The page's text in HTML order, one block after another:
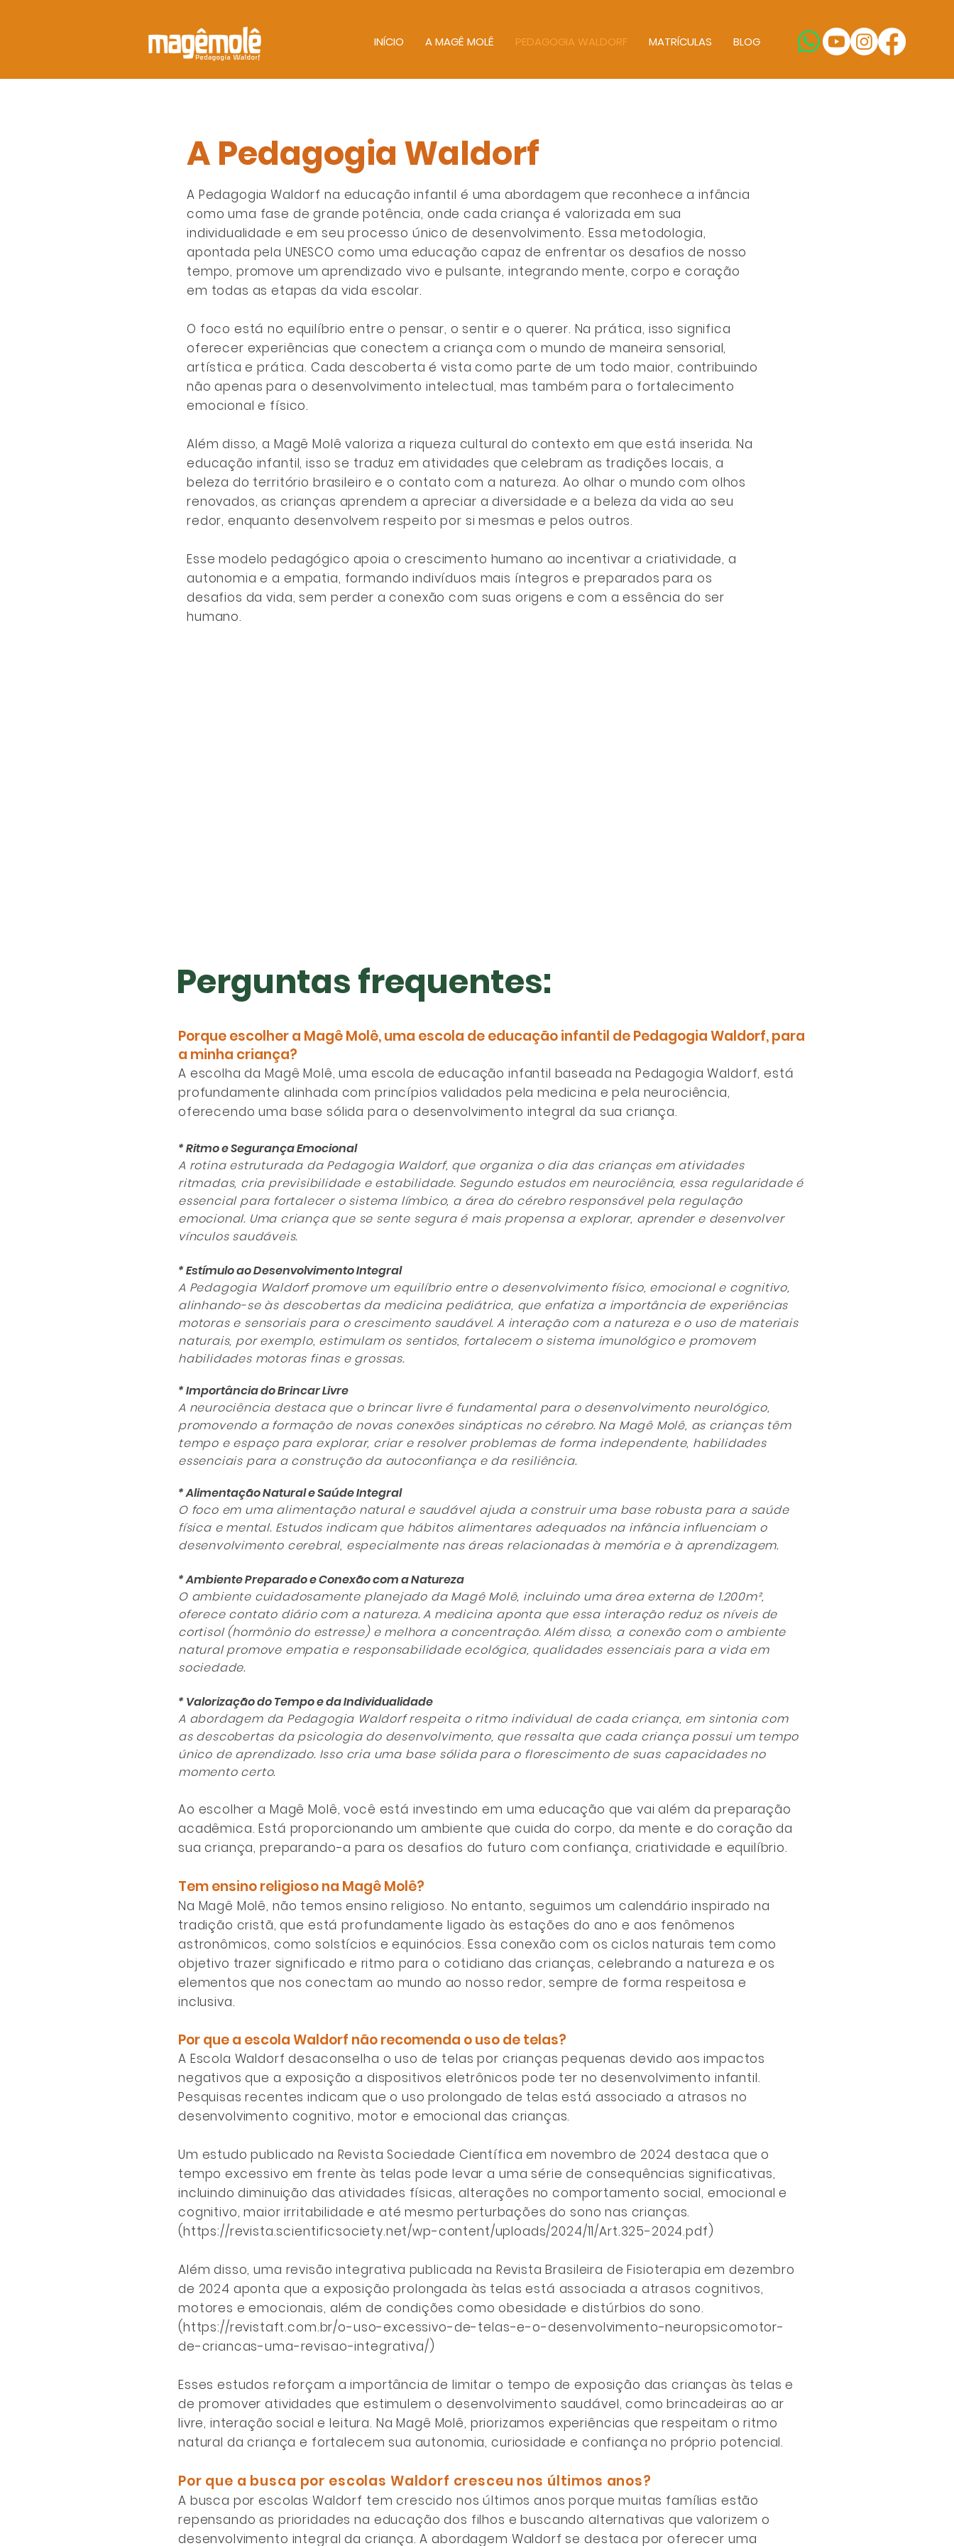
INÍCIO A MAGÊ MOLÊ PEDAGOGIA WALDORF MATRÍCULAS BLOG
A Pedagogia Waldorf
A Pedagogia Waldorf na educação infantil é uma abordagem que reconhece a infância
como uma fase de grande potência, onde cada criança é valorizada em sua
individualidade e em seu processo único de desenvolvimento. Essa metodologia,
apontada pela UNESCO como uma educação capaz de enfrentar os desafios de nosso
tempo, promove um aprendizado vivo e pulsante, integrando mente, corpo e coração
em todas as etapas da vida escolar.
O foco está no equilíbrio entre o pensar, o sentir e o querer. Na prática, isso significa
oferecer experiências que conectem a criança com o mundo de maneira sensorial,
artística e prática. Cada descoberta é vista como parte de um todo maior, contribuindo
não apenas para o desenvolvimento intelectual, mas também para o fortalecimento
emocional e físico.
Além disso, a Magê Molê valoriza a riqueza cultural do contexto em que está inserida. Na
educação infantil, isso se traduz em atividades que celebram as tradições locais, a
beleza do território brasileiro e o contato com a natureza. Ao olhar o mundo com olhos
renovados, as crianças aprendem a apreciar a diversidade e a beleza da vida ao seu
redor, enquanto desenvolvem respeito por si mesmas e pelos outros.
Esse modelo pedagógico apoia o crescimento humano ao incentivar a criatividade, a
autonomia e a empatia, formando indivíduos mais íntegros e preparados para os
desafios da vida, sem perder a conexão com suas origens e com a essência do ser
humano.
Perguntas frequentes:
Porque escolher a Magê Molê, uma escola de educação infantil de Pedagogia Waldorf, para
a minha criança?
A escolha da Magê Molê, uma escola de educação infantil baseada na Pedagogia Waldorf, está
profundamente alinhada com princípios validados pela medicina e pela neurociência,
oferecendo uma base sólida para o desenvolvimento integral da sua criança.
* Ritmo e Segurança Emocional
A rotina estruturada da Pedagogia Waldorf, que organiza o dia das crianças em atividades
ritmadas, cria previsibilidade e estabilidade. Segundo estudos em neurociência, essa regularidade é
essencial para fortalecer o sistema límbico, a área do cérebro responsável pela regulação
emocional. Uma criança que se sente segura é mais propensa a explorar, aprender e desenvolver
vínculos saudáveis.
* Estímulo ao Desenvolvimento Integral
A Pedagogia Waldorf promove um equilíbrio entre o desenvolvimento físico, emocional e cognitivo,
alinhando-se às descobertas da medicina pediátrica, que enfatiza a importância de experiências
motoras e sensoriais para o crescimento saudável. A interação com a natureza e o uso de materiais
naturais, por exemplo, estimulam os sentidos, fortalecem o sistema imunológico e promovem
habilidades motoras finas e grossas.
* Importância do Brincar Livre
A neurociência destaca que o brincar livre é fundamental para o desenvolvimento neurológico,
promovendo a formação de novas conexões sinápticas no cérebro. Na Magê Molê, as crianças têm
tempo e espaço para explorar, criar e resolver problemas de forma independente, habilidades
essenciais para a construção da autoconfiança e da resiliência.
* Alimentação Natural e Saúde Integral
O foco em uma alimentação natural e saudável ajuda a construir uma base robusta para a saúde
física e mental. Estudos indicam que hábitos alimentares adequados na infância influenciam o
desenvolvimento cerebral, especialmente nas áreas relacionadas à memória e à aprendizagem.
* Ambiente Preparado e Conexão com a Natureza
O ambiente cuidadosamente planejado da Magê Molê, incluindo uma área externa de 1.200m²,
oferece contato diário com a natureza. A medicina aponta que essa interação reduz os níveis de
cortisol (hormônio do estresse) e melhora a concentração. Além disso, a conexão com o ambiente
natural promove empatia e responsabilidade ecológica, qualidades essenciais para a vida em
sociedade.
* Valorização do Tempo e da Individualidade
A abordagem da Pedagogia Waldorf respeita o ritmo individual de cada criança, em sintonia com
as descobertas da psicologia do desenvolvimento, que ressalta que cada criança possui um tempo
único de aprendizado. Isso cria uma base sólida para o florescimento de suas capacidades no
momento certo.
Ao escolher a Magê Molê, você está investindo em uma educação que vai além da preparação
acadêmica. Está proporcionando um ambiente que cuida do corpo, da mente e do coração da
sua criança, preparando-a para os desafios do futuro com confiança, criatividade e equilíbrio.
Tem ensino religioso na Magê Molê?
Na Magê Molê, não temos ensino religioso. No entanto, seguimos um calendário inspirado na
tradição cristã, que está profundamente ligado às estações do ano e aos fenômenos
astronômicos, como solstícios e equinócios. Essa conexão com os ciclos naturais tem como
objetivo trazer significado e ritmo para o cotidiano das crianças, celebrando a natureza e os
elementos que nos conectam ao mundo ao nosso redor, sempre de forma respeitosa e
inclusiva.
Por que a escola Waldorf não recomenda o uso de telas?
A Escola Waldorf desaconselha o uso de telas por crianças pequenas devido aos impactos
negativos que a exposição a dispositivos eletrônicos pode ter no desenvolvimento infantil.
Pesquisas recentes indicam que o uso prolongado de telas está associado a atrasos no
desenvolvimento cognitivo, motor e emocional das crianças.
Um estudo publicado na Revista Sociedade Científica em novembro de 2024 destaca que o
tempo excessivo em frente às telas pode levar a uma série de consequências significativas,
incluindo diminuição das atividades físicas, alterações no comportamento social, emocional e
cognitivo, maior irritabilidade e até mesmo perturbações do sono nas crianças.
(https://revista.scientificsociety.net/wp-content/uploads/2024/11/Art.325-2024.pdf)
Além disso, uma revisão integrativa publicada na Revista Brasileira de Fisioterapia em dezembro
de 2024 aponta que a exposição prolongada às telas está associada a atrasos cognitivos,
motores e emocionais, além de condições como obesidade e distúrbios do sono.
(https://revistaft.com.br/o-uso-excessivo-de-telas-e-o-desenvolvimento-neuropsicomotor-
de-criancas-uma-revisao-integrativa/)
Esses estudos reforçam a importância de limitar o tempo de exposição das crianças às telas e
de promover atividades que estimulem o desenvolvimento saudável, como brincadeiras ao ar
livre, interação social e leitura. Na Magê Molê, priorizamos experiências que respeitam o ritmo
natural da criança e fortalecem sua autonomia, curiosidade e confiança no próprio potencial.
Por que a busca por escolas Waldorf cresceu nos últimos anos?
A busca por escolas Waldorf tem crescido nos últimos anos porque muitas famílias estão
repensando as prioridades na educação dos filhos e buscando alternativas que valorizem o
desenvolvimento integral da criança. A abordagem Waldorf se destaca por oferecer uma